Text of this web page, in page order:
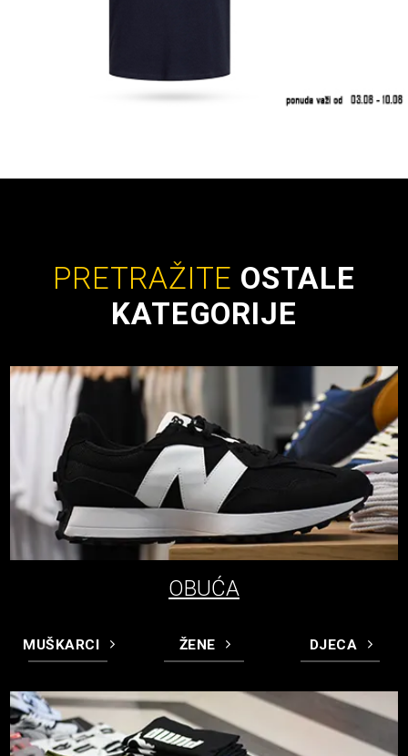
PRETRAŽITE OSTALE
KATEGORIJE
OBUĆA
MUŠKARCI ŽENE DJECA